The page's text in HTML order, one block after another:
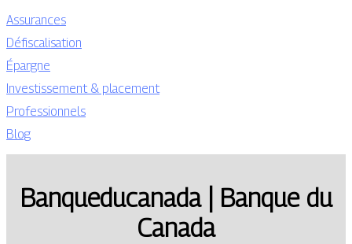
Assurances
Défiscalisation
Épargne
Investissement & placement
Professionnels
Blog
Ban­queducana­da | Banque du
Canada